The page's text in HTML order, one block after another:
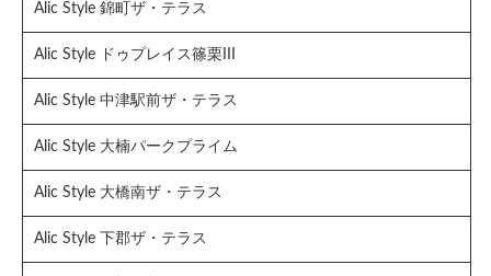
Alic Style 錦町ザ・テラス
Alic Style ドゥプレイス篠栗III
Alic Style 中津駅前ザ・テラス
Alic Style 大楠パークプライム
Alic Style 大橋南ザ・テラス
Alic Style 下郡ザ・テラス